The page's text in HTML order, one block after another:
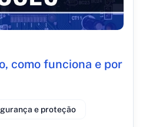
como funciona e por
e proteção